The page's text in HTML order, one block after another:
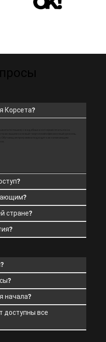
Корсета?
стране?
начала?
доступны все